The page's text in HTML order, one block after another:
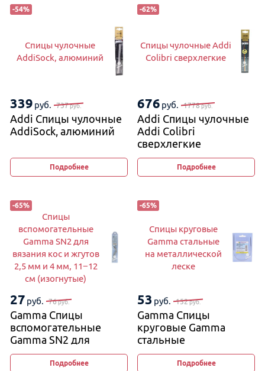
-54%
Спицы чулочные
AddiSock, алюминий
339 руб. 737руб.
Addi Спицы чулочные
AddiSock, алюминий
Подробнее
-62%
Спицы чулочные Addi
Colibri сверхлегкие
676 руб. 1778руб.
Addi Спицы чулочные
Addi Colibri
сверхлегкие
Подробнее
-65%
Спицы
вспомогательные
Gamma SN2 для
вязания кос и жгутов
2,5 мм и 4 мм, 11−12
см (изогнутые)
27 руб. 76руб.
Gamma Спицы
вспомогательные
Gamma SN2 для
вязания кос и жгутов
2,5 мм и 4 мм, 11−12 см
Подробнее
-65%
Спицы круговые
Gamma стальные
на металлической
леске
53 руб. 152руб.
Gamma Спицы
круговые Gamma
стальные
на металлической
Подробнее